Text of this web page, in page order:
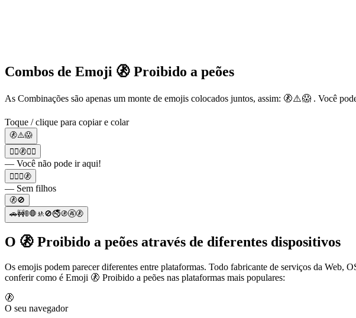
Combos de Emoji 🚷 Proibido a peões
As Combinações são apenas um monte de emojis colocados juntos, assim: 🚷⚠️😱 . Você
Toque / clique para copiar e colar
🚷⚠️😱
🚶‍♀️🚷🚶‍♂️
— Você não pode ir aqui!
🙆🏻‍♂️🚷
— Sem filhos
🚷🚫
🚗🚧🚦🛑🚸🚫🚭🚯🚱🚷
O 🚷 Proibido a peões através de diferentes dispositivos
Os emojis podem parecer diferentes entre plataformas. Todo fabricante de serviços da
conferir como é Emoji 🚷 Proibido a peões nas plataformas mais populares:
🚷
O seu navegador